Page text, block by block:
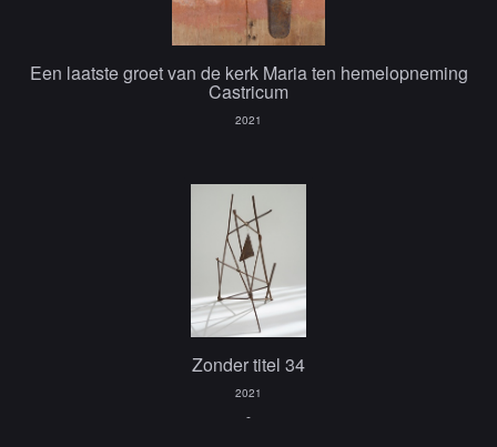
Een laatste groet van de kerk Maria ten hemelopneming
Castricum
2021
Zonder titel 34
2021
-